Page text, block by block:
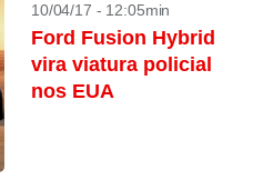
10/04/17 - 12:05min
Ford Fusion Hybrid
vira viatura policial
nos EUA